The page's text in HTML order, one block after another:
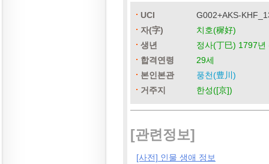
UCI
G002+AKS-
자(字)
치호(穉好)
생년
정사(丁巳) 1797년
합격연령
29세
본인본관
풍천(豊川)
거주지
한성([京])
[관련정보]
[사전] 인물 생애 정보